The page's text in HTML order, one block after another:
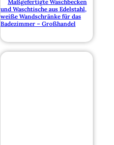
Maßgefertigte Waschbecken
und Waschtische aus Edelstahl,
weiße Wandschränke für das
Badezimmer – Großhandel